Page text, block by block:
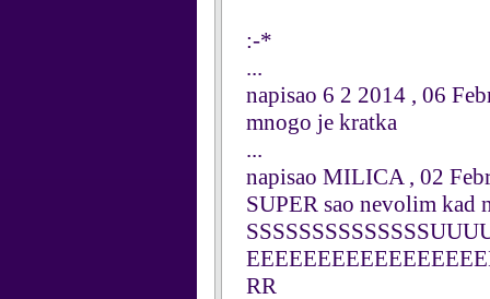
:-*
...
napisao 6 2 2014 , 06
mnogo je kratka
...
napisao MILICA , 02
SUPER sao nevolim
RR